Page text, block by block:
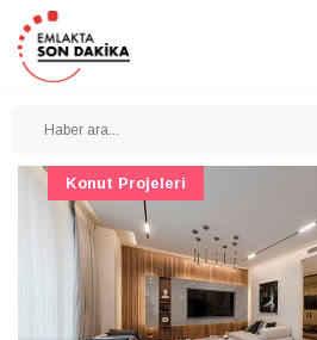
Konut Projeleri